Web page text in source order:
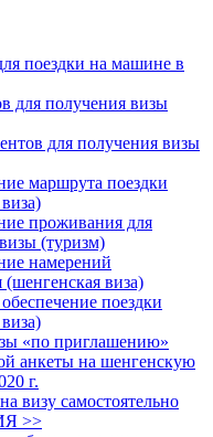
поездки на машине в
для получения визы
для получения визы
маршрута поездки
проживания для
(туризм)
намерений
(шенгенская виза)
поездки
«по приглашению»
анкеты на шенгенскую
г.
визу самостоятельно
>>